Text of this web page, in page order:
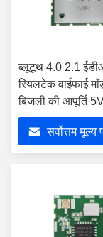
ब्लूटूथ 4.0 2.1
रियलटेक वाईफाई
बिजली की आपूर्ति 5V
एंटीना
सर्वोत्तम मूल्य